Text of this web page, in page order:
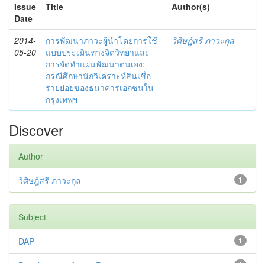
Issue
Date
Title Author(s)
2014-
05-20
การพัฒนาภาวะผู้นำโดยการใช้
แบบประเมินทางจิตวิทยาและ
การจัดทำแผนพัฒนาตนเอง:
กรณีศึกษานักวิเคราะห์สินเชื่อ
รายย่อยของธนาคารเอกชนใน
กรุงเทพฯ
วิศิษฎ์สรี ภาวะกุล
Discover
Author
1
วิศิษฎ์สรี ภาวะกุล
Subject
1
DAP